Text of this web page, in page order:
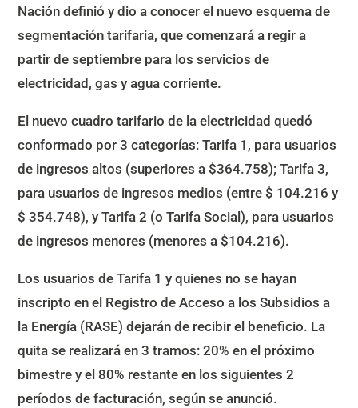
Nación definió y dio a conocer el nuevo esquema de
segmentación tarifaria, que comenzará a regir a
partir de septiembre para los servicios de
electricidad, gas y agua corriente.
El nuevo cuadro tarifario de la electricidad quedó
conformado por 3 categorías: Tarifa 1, para usuarios
de ingresos altos (superiores a $364.758); Tarifa 3,
para usuarios de ingresos medios (entre $ 104.216 y
$ 354.748), y Tarifa 2 (o Tarifa Social), para usuarios
de ingresos menores (menores a $104.216).
Los usuarios de Tarifa 1 y quienes no se hayan
inscripto en el Registro de Acceso a los Subsidios a
la Energía (RASE) dejarán de recibir el beneficio. La
quita se realizará en 3 tramos: 20% en el próximo
bimestre y el 80% restante en los siguientes 2
períodos de facturación, según se anunció.